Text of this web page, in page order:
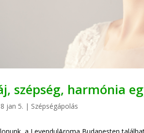
szépség, harmónia
jan 5. | Szépségápolás